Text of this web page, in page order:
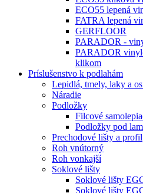
ECO55 lepená
FATRA lepená
GERFLOOR
PARADOR -
PARADOR
klikom
Príslušenstvo k podlahám
Lepidlá, tmely, laky a
Náradie
Podložky
Filcové
Podložky pod
Prechodové lišty a
Roh vnútorný
Roh vonkajší
Soklové lišty
Soklové lišty
Soklové lišty